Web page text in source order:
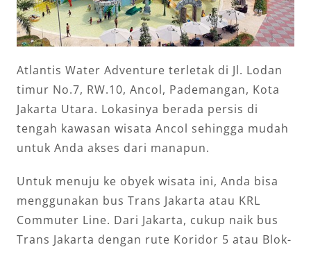
Atlantis Water Adventure terletak di Jl. Lodan
timur No.7, RW.10, Ancol, Pademangan, Kota
Jakarta Utara. Lokasinya berada persis di
tengah kawasan wisata Ancol sehingga mudah
untuk Anda akses dari manapun.
Untuk menuju ke obyek wisata ini, Anda bisa
menggunakan bus Trans Jakarta atau KRL
Commuter Line. Dari Jakarta, cukup naik bus
Trans Jakarta dengan rute Koridor 5 atau Blok-